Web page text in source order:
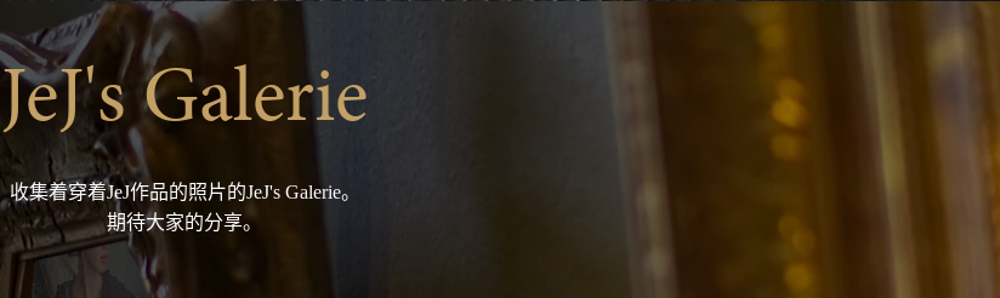
JeJ's Galerie
收集着穿着JeJ作品的照片的JeJ's Galerie。
期待大家的分享。